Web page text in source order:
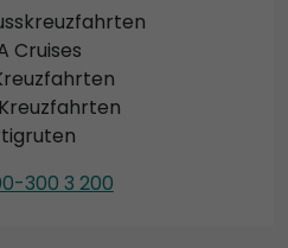
Cruises
300 3 200